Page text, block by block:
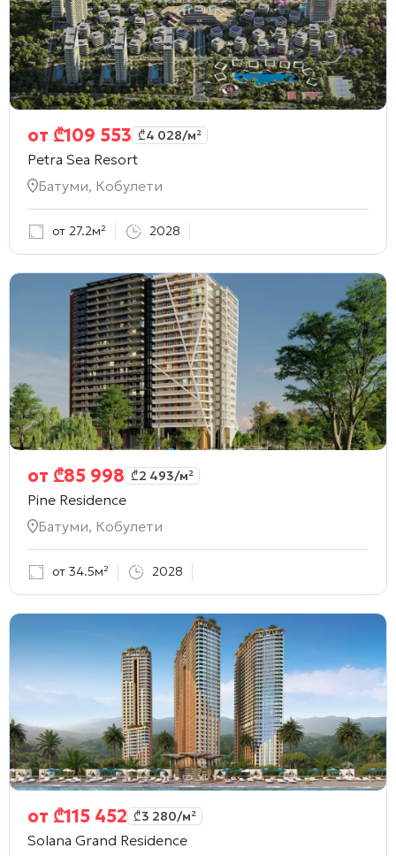
от ₾109 553 ₾4 028/м²
Petra Sea Resort
Батуми, Кобулети
от 27.2м² 2028
от ₾85 998 ₾2 493/м²
Pine Residence
Батуми, Кобулети
от 34.5м² 2028
от ₾115 452 ₾3 280/м²
Solana Grand Residence